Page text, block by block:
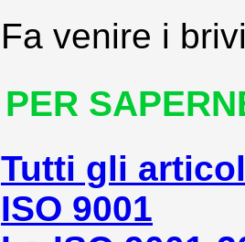
Fa venire i
PER
Tutti gli
ISO 9001